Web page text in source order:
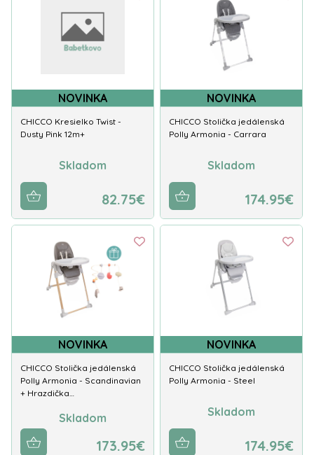
NOVINKA
CHICCO Kresielko Twist -
Dusty Pink 12m+
Skladom
82.75€
NOVINKA
CHICCO Stolička jedálenská
Polly Armonia - Carrara
Skladom
174.95€
NOVINKA
CHICCO Stolička jedálenská
Polly Armonia - Scandinavian
+ Hrazdička…
Skladom
173.95€
NOVINKA
CHICCO Stolička jedálenská
Polly Armonia - Steel
Skladom
174.95€